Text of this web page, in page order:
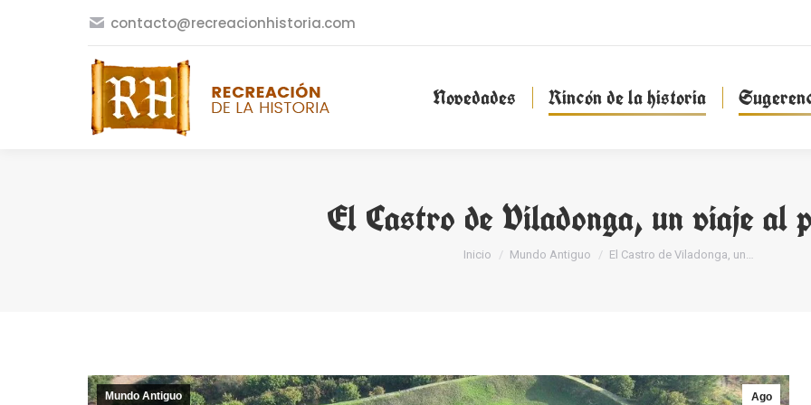
contacto@recreacionhistoria.com
Novedades Rincón de la historia
El Castro de Viladonga, un viaje al
Estás aquí:
Inicio Mundo Antiguo El Castro de Viladonga, un…
Ago
Mundo Antiguo
Novedades Rincón de la historia